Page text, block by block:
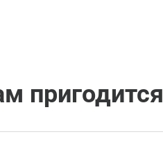
пригодится